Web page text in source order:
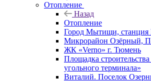
Отопление
Назад
Отопление
Город Мытищи, станция
Микрорайон Озёрный,
ЖК «Verno» г. Тюмень
Площадка
угольного терминала»
Виталий. Поселок